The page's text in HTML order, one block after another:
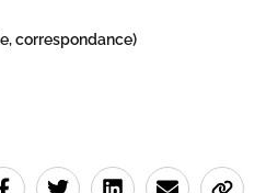
correspondance)